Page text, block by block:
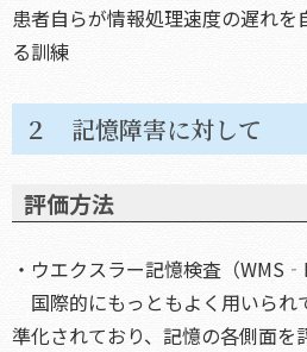
患者自らが情報処理速度の遅れ
る訓練
２ 記憶障害に対して
評価方法
・ウエクスラー記憶検査（
国際的にもっともよく用いられ
準化されており、記憶の各側面を